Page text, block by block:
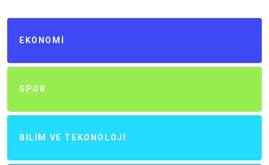
EKONOMI
SPOR
BILIM VE TEKONOLOJI